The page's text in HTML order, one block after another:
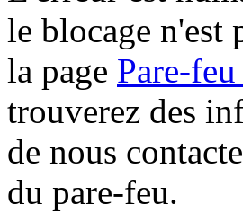
le blocage n'est
la page Pare-
trouverez des
de nous
du pare-feu.